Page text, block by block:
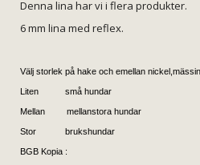
Denna lina har vi i flera produkter.
6 mm lina med reflex.
Välj storlek på hake och emellan
Liten små hundar
Mellan mellanstora hundar
Stor brukshundar
BGB Kopia :